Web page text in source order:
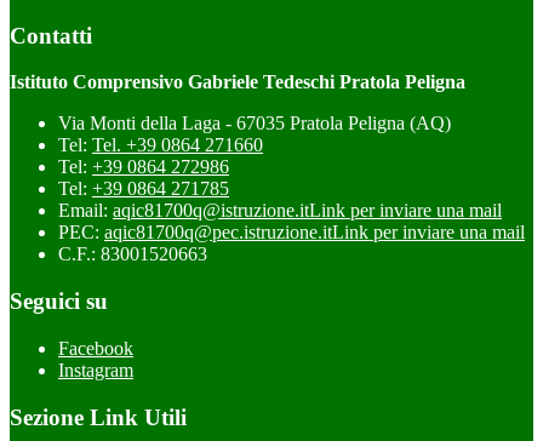
Contatti
Istituto Comprensivo Gabriele Tedeschi Pratola Peligna
Via Monti della Laga - 67035 Pratola Peligna (AQ)
Tel: Tel. +39 0864 271660
Tel: +39 0864 272986
Tel: +39 0864 271785
Email: aqic81700q@istruzione.itLink per inviare una mail
PEC: aqic81700q@pec.istruzione.itLink per inviare una mail
C.F.: 83001520663
Seguici su
Facebook
Instagram
Sezione Link Utili